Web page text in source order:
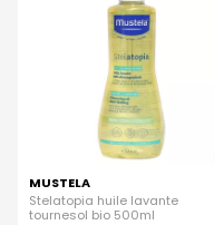
MUSTELA
Stelatopia huile lavante
tournesol bio 500ml